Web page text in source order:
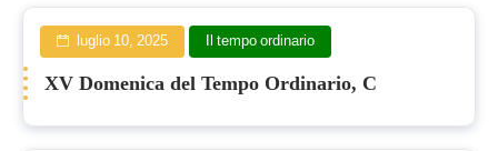
luglio 10, 2025 Il tempo ordinario
XV Domenica del Tempo Ordinario, C